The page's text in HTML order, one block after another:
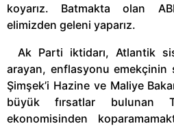
koyarız. Batmakta olan
elimizden geleni yaparız.
Ak Parti iktidarı, Atlantik
arayan, enflasyonu emekçinin
Şimşek’i Hazine ve Maliye
büyük fırsatlar bulunan
ekonomisinden